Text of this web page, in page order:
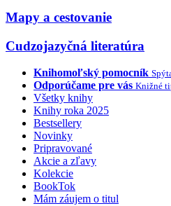
Mapy a cestovanie
Cudzojazyčná literatúra
Knihomoľský pomocník
Odporúčame pre vás Knižné
Všetky knihy
Knihy roka 2025
Bestsellery
Novinky
Pripravované
Akcie a zľavy
Kolekcie
BookTok
Mám záujem o titul